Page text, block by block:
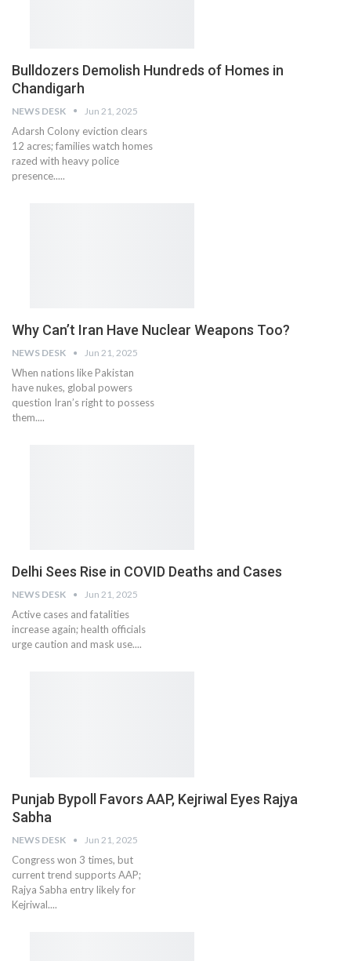
Bulldozers Demolish Hundreds of Homes in
Chandigarh
NEWS DESK Jun 21, 2025
Adarsh Colony eviction clears
12 acres; families watch homes
razed with heavy police
presence.....
Why Can’t Iran Have Nuclear Weapons Too?
NEWS DESK Jun 21, 2025
When nations like Pakistan
have nukes, global powers
question Iran’s right to possess
them....
Delhi Sees Rise in COVID Deaths and Cases
NEWS DESK Jun 21, 2025
Active cases and fatalities
increase again; health officials
urge caution and mask use....
Punjab Bypoll Favors AAP, Kejriwal Eyes Rajya
Sabha
NEWS DESK Jun 21, 2025
Congress won 3 times, but
current trend supports AAP;
Rajya Sabha entry likely for
Kejriwal....